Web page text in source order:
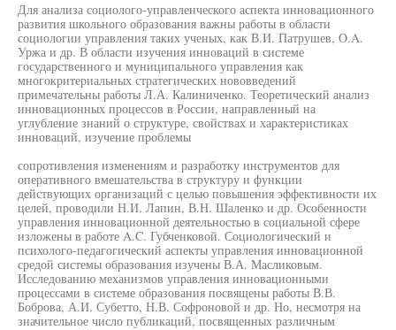
Для анализа социолого-управленческого аспекта инновационного
развития школьного образования важны работы в области
социологии управления таких ученых, как В.И. Патрушев, O.A.
Уржа и др. В области изучения инноваций в системе
государственного и муниципального управления как
многокритериальных стратегических нововведений
примечательны работы Л.А. Калиниченко. Теоретический анализ
инновационных процессов в России, направленный на
углубление знаний о структуре, свойствах и характеристиках
инноваций, изучение проблемы
сопротивления изменениям и разработку инструментов для
оперативного вмешательства в структуру и функции
действующих организаций с целью повышения эффективности их
целей, проводили Н.И. Лапин, В.Н. Шаленко и др. Особенности
управления инновационной деятельностью в социальной сфере
изложены в работе A.C. Губченковой. Социологический и
психолого-педагогический аспекты управления инновационной
средой системы образования изучены В.А. Масликовым.
Исследованию механизмов управления инновационными
процессами в системе образования посвящены работы В.В.
Боброва, А.И. Субетто, Н.В. Софроновой и др. Но, несмотря на
значительное число публикаций, посвященных различным